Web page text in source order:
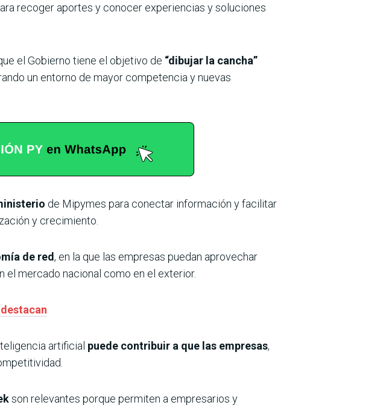
recoger aportes y conocer experiencias y soluciones
el Gobierno tiene el objetivo de “dibujar la cancha”
un entorno de mayor competencia y nuevas
de Mipymes para conectar información y facilitar
y crecimiento.
de red, en la que las empresas puedan aprovechar
mercado nacional como en el exterior.
artificial puede contribuir a que las empresas,
son relevantes porque permiten a empresarios y